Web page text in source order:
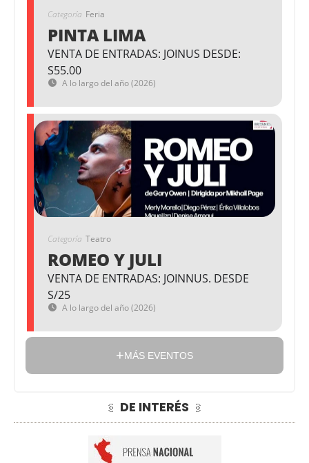
Categoría Feria
PINTA LIMA
VENTA DE ENTRADAS: JOINUS DESDE:
S55.00
A lo largo del año (2026)
Categoría Teatro
ROMEO Y JULI
VENTA DE ENTRADAS: JOINNUS. DESDE
S/25
A lo largo del año (2026)
MÁS EVENTOS
DE INTERÉS